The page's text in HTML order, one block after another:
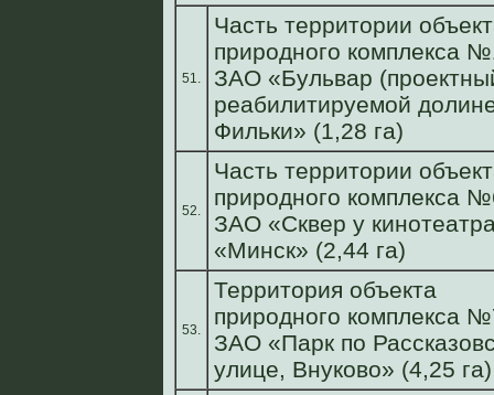
51.
Часть территории
природного комплекса
ЗАО «Бульвар
реабилитируемой
Фильки» (1,28 га)
52.
Часть территории
природного комплекса
ЗАО «Сквер у
«Минск» (2,44 га)
53.
Территория объекта
природного комплекса
ЗАО «Парк по
улице, Внуково» (4,25 га)